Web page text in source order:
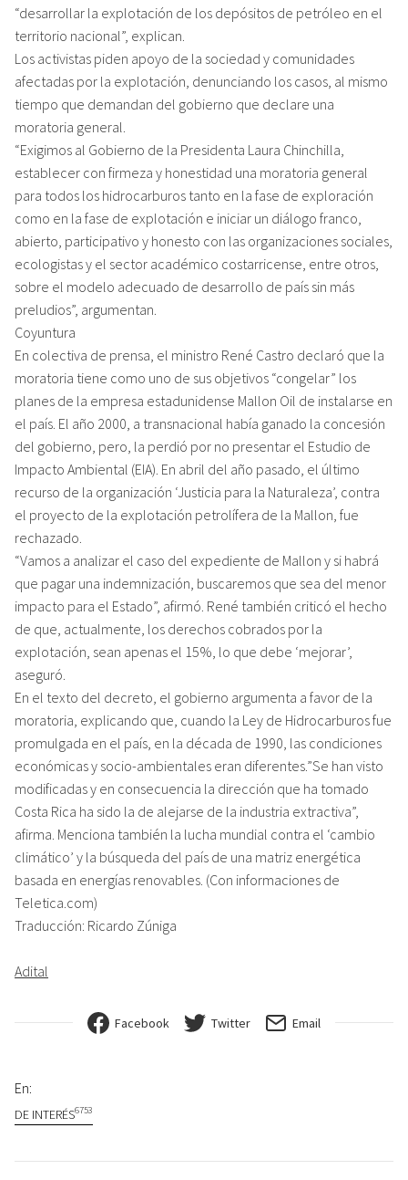
“desarrollar la explotación de los depósitos de petróleo en el
territorio nacional”, explican.
Los activistas piden apoyo de la sociedad y comunidades
afectadas por la explotación, denunciando los casos, al mismo
tiempo que demandan del gobierno que declare una
moratoria general.
“Exigimos al Gobierno de la Presidenta Laura Chinchilla,
establecer con firmeza y honestidad una moratoria general
para todos los hidrocarburos tanto en la fase de exploración
como en la fase de explotación e iniciar un diálogo franco,
abierto, participativo y honesto con las organizaciones sociales,
ecologistas y el sector académico costarricense, entre otros,
sobre el modelo adecuado de desarrollo de país sin más
preludios”, argumentan.
Coyuntura
En colectiva de prensa, el ministro René Castro declaró que la
moratoria tiene como uno de sus objetivos “congelar” los
planes de la empresa estadunidense Mallon Oil de instalarse en
el país. El año 2000, a transnacional había ganado la concesión
del gobierno, pero, la perdió por no presentar el Estudio de
Impacto Ambiental (EIA). En abril del año pasado, el último
recurso de la organización ‘Justicia para la Naturaleza’, contra
el proyecto de la explotación petrolífera de la Mallon, fue
rechazado.
“Vamos a analizar el caso del expediente de Mallon y si habrá
que pagar una indemnización, buscaremos que sea del menor
impacto para el Estado”, afirmó. René también criticó el hecho
de que, actualmente, los derechos cobrados por la
explotación, sean apenas el 15%, lo que debe ‘mejorar’,
aseguró.
En el texto del decreto, el gobierno argumenta a favor de la
moratoria, explicando que, cuando la Ley de Hidrocarburos fue
promulgada en el país, en la década de 1990, las condiciones
económicas y socio-ambientales eran diferentes.”Se han visto
modificadas y en consecuencia la dirección que ha tomado
Costa Rica ha sido la de alejarse de la industria extractiva”,
afirma. Menciona también la lucha mundial contra el ‘cambio
climático’ y la búsqueda del país de una matriz energética
basada en energías renovables. (Con informaciones de
Teletica.com)
Traducción: Ricardo Zúniga
Adital
Facebook Twitter Email
En:
DE INTERÉS6753